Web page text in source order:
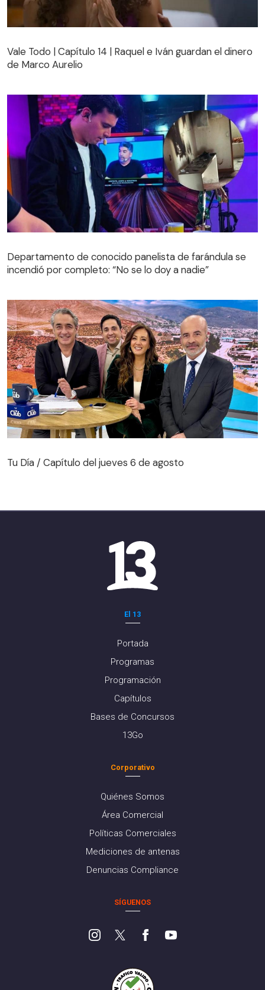
de Marco Aurelio
Vale Todo | Capítulo 14 | Raquel e Iván guardan el dinero
de Marco Aurelio
Departamento de conocido panelista de farándula se
incendió por completo: “No se lo doy a nadie”
Tu Día / Capítulo del jueves 6 de agosto
El 13
Portada
Programas
Programación
Capítulos
Bases de Concursos
13Go
Corporativo
Quiénes Somos
Área Comercial
Políticas Comerciales
Mediciones de antenas
Denuncias Compliance
SÍGUENOS